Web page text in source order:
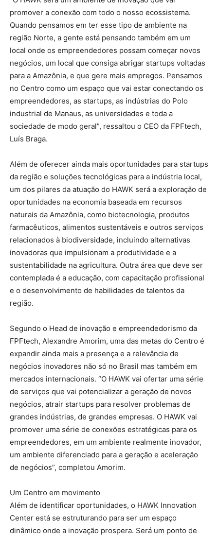
promover a conexão com todo o nosso ecossistema.
Quando pensamos em ter esse tipo de ambiente na
região Norte, a gente está pensando também em um
local onde os empreendedores possam começar novos
negócios, um local que consiga abrigar startups voltadas
para a Amazônia, e que gere mais empregos. Pensamos
no Centro como um espaço que vai estar conectando os
empreendedores, as startups, as indústrias do Polo
industrial de Manaus, as universidades e toda a
sociedade de modo geral”, ressaltou o CEO da FPFtech,
Luís Braga.
Além de oferecer ainda mais oportunidades para startups
da região e soluções tecnológicas para a indústria local,
um dos pilares da atuação do HAWK será a exploração de
oportunidades na economia baseada em recursos
naturais da Amazônia, como biotecnologia, produtos
farmacêuticos, alimentos sustentáveis e outros serviços
relacionados à biodiversidade, incluindo alternativas
inovadoras que impulsionam a produtividade e a
sustentabilidade na agricultura. Outra área que deve ser
contemplada é a educação, com capacitação profissional
e o desenvolvimento de habilidades de talentos da
região.
Segundo o Head de inovação e empreendedorismo da
FPFtech, Alexandre Amorim, uma das metas do Centro é
expandir ainda mais a presença e a relevância de
negócios inovadores não só no Brasil mas também em
mercados internacionais. “O HAWK vai ofertar uma série
de serviços que vai potencializar a geração de novos
negócios, atrair startups para resolver problemas de
grandes indústrias, de grandes empresas. O HAWK vai
promover uma série de conexões estratégicas para os
empreendedores, em um ambiente realmente inovador,
um ambiente diferenciado para a geração e aceleração
de negócios”, completou Amorim.
Um Centro em movimento
Além de identificar oportunidades, o HAWK Innovation
Center está se estruturando para ser um espaço
dinâmico onde a inovação prospera. Será um ponto de